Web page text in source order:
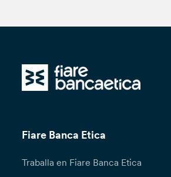
Fiare Banca Etica
Traballa en Fiare Banca Etica